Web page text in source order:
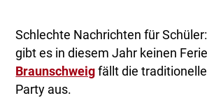
Schlechte Nachrichten für
gibt es in diesem Jahr keinen
Braunschweig fällt die
Party aus.